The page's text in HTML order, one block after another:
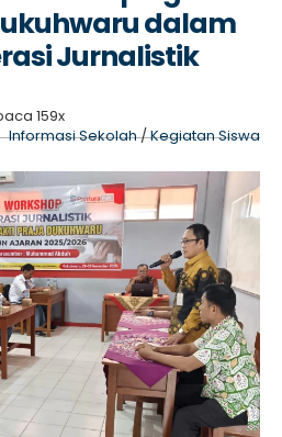
dalam
Jurnalistik
159x
Informasi Sekolah/Kegiatan Siswa